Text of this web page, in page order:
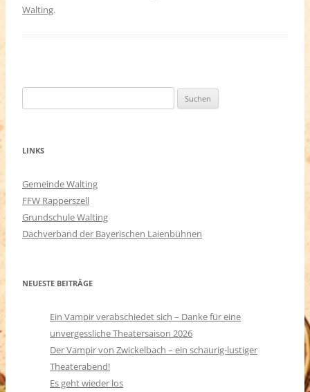
Walting.
nach:
LINKS
Gemeinde Walting
FFW Rapperszell
Grundschule Walting
Dachverband der Bayerischen Laienbühnen
NEUESTE BEITRÄGE
Ein Vampir verabschiedet sich – Danke für eine
unvergessliche Theatersaison 2026
Der Vampir von Zwickelbach – ein schaurig-lustiger
Theaterabend!
Es geht wieder los